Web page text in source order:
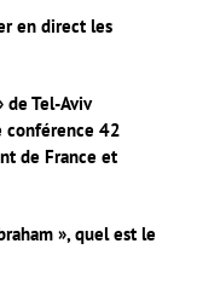
en direct les
de Tel-Aviv
conférence 42
de France et
», quel est le